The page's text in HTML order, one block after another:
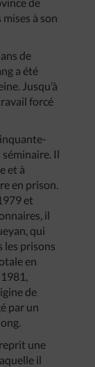
à son
de
a été
Jusqu’à
forcé
séminaire. Il
et à
en prison.
et
il
qui
les prisons
en
de
par un
une
il